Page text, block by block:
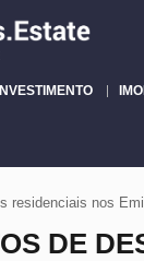
INVESTIMENTO
residenciais nos
DE